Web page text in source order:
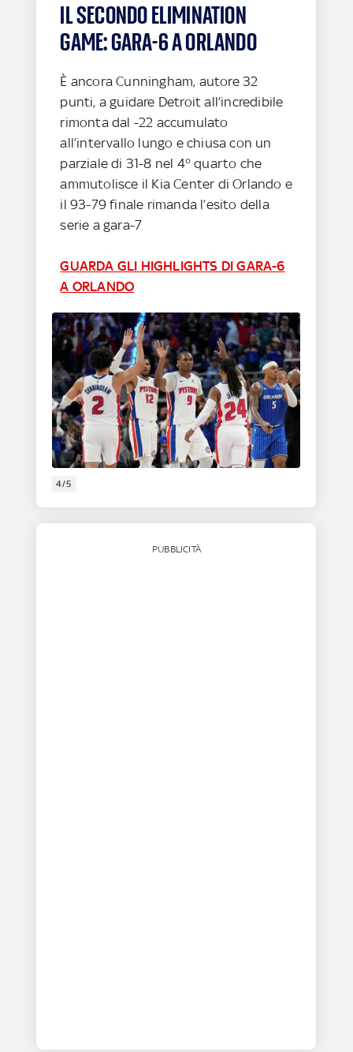
IL SECONDO ELIMINATION
GAME: GARA-6 A ORLANDO
È ancora Cunningham, autore 32
punti, a guidare Detroit all’incredibile
rimonta dal -22 accumulato
all’intervallo lungo e chiusa con un
parziale di 31-8 nel 4° quarto che
ammutolisce il Kia Center di Orlando e
il 93-79 finale rimanda l’esito della
serie a gara-7
GUARDA GLI HIGHLIGHTS DI GARA-6
A ORLANDO
4/5
PUBBLICITÀ